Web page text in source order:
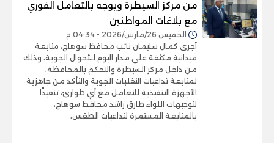
من مركز السيطرة ويوجه بالتعامل الفوري
مع بلاغات المواطنين
الخميس 26/مارس/2026 - 04:34 م
أجرى كمال سليمان نائب محافظ سوهاج، متابعة
ميدانية مكثفة على مدار اليوم للأحوال الجوية، وذلك
من داخل مركز السيطرة والتحكم بالمحافظة،
لمتابعة تداعيات التقلبات الجوية والتأكد من جاهزية
الأجهزة التنفيذية للتعامل مع أي طوارئ، تنفيذًا
لتوجيهات اللواء طارق راشد محافظ سوهاج،
بالمتابعة المستمرة لتداعيات الطقس،